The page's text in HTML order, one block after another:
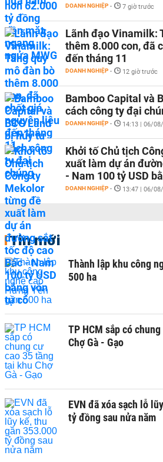
DOANH NGHIỆP - 7 giờ trước
Lãnh đạo Vinamilk:
thêm 8.000 con, đã
đến tháng 11
DOANH NGHIỆP - 12 giờ trước
Bamboo Capital và
cách công ty đại
DOANH NGHIỆP - 14:13 | 06/
Khởi tố Chủ tịch
xuất làm dự án
- Nam 100 tỷ USD
DOANH NGHIỆP - 13:47 | 06/
Tin mới
Thành lập khu công
500 ha
TP HCM sắp có
Chợ Gà - Gạo
EVN đã xóa sạch lỗ
tỷ đồng sau nửa năm